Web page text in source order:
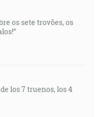
os sete trovões, os
los 7 truenos, los 4